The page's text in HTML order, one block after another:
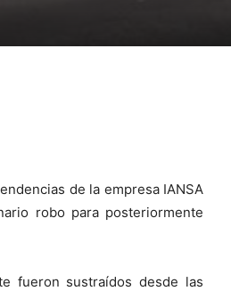
de la empresa IANSA
robo para posteriormente
fueron sustraídos desde las